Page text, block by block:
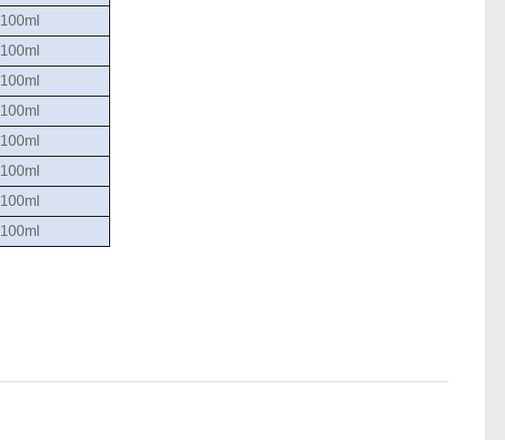
100ml
100ml
100ml
100ml
100ml
100ml
100ml
100ml